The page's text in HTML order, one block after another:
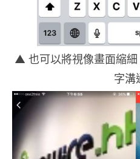
▲ 也可以將視像畫面縮
字溝